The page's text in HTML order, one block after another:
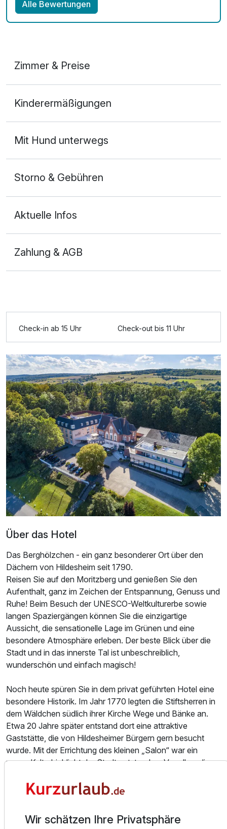
Alle Bewertungen
Zimmer & Preise
2 Erwachsene
Für 4 Tage p.P. ab418,50 €
Doppelzimmer Kingsize Bett
2 Erwachsene und 1 Kind
Ausstattung
Für 4 Tage p.P. ab 493,50 €
Doppelzimmer Komfort
Kinderermäßigungen
Mit Hund unterwegs
Storno & Gebühren
Aktuelle Infos
Zahlung & AGB
Check-in ab 15 Uhr Check-out bis 11 Uhr
Über das Hotel
Das Berghölzchen - ein ganz besonderer Ort über den
Dächern von Hildesheim seit 1790.
Reisen Sie auf den Moritzberg und genießen Sie den
Aufenthalt, ganz im Zeichen der Entspannung, Genuss und
Ruhe! Beim Besuch der UNESCO-Weltkulturerbe sowie
langen Spaziergängen können Sie die einzigartige
Aussicht, die sensationelle Lage im Grünen und eine
besondere Atmosphäre erleben. Der beste Blick über die
Stadt und in das innerste Tal ist unbeschreiblich,
wunderschön und einfach magisch!
Noch heute spüren Sie in dem privat geführten Hotel eine
besondere Historik. Im Jahr 1770 legten die Stiftsherren in
dem Wäldchen südlich ihrer Kirche Wege und Bänke an.
Etwa 20 Jahre später entstand dort eine attraktive
Gaststätte, die von Hildesheimer Bürgern gern besucht
wurde. Mit der Errichtung des kleinen „Salon“ war ein
neues Kulturhighlight der Stadt entstanden. Vor allem die
„Prager Musikanten“ im Sommer und „Janischarenmusik“
Garnison liegenden preußischen Soldaten.
Wir schätzen Ihre Privatsphäre